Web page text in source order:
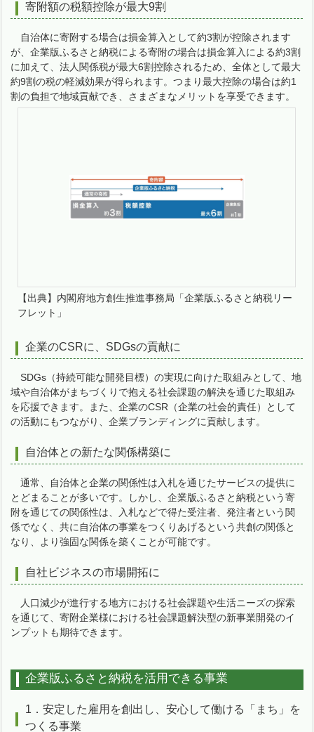
寄附額の税額控除が最大9割
自治体に寄附する場合は損金算入として約3割が控除されます
が、企業版ふるさと納税による寄附の場合は損金算入による約3割
に加えて、法人関係税が最大6割控除されるため、全体として最大
約9割の税の軽減効果が得られます。つまり最大控除の場合は約1
割の負担で地域貢献でき、さまざまなメリットを享受できます。
【出典】内閣府地方創生推進事務局「企業版ふるさと納税リー
フレット」
企業のCSRに、SDGsの貢献に
SDGs（持続可能な開発目標）の実現に向けた取組みとして、地
域や自治体がまちづくりで抱える社会課題の解決を通じた取組み
を応援できます。また、企業のCSR（企業の社会的責任）として
の活動にもつながり、企業ブランディングに貢献します。
自治体との新たな関係構築に
通常、自治体と企業の関係性は入札を通じたサービスの提供に
とどまることが多いです。しかし、企業版ふるさと納税という寄
附を通じての関係性は、入札などで得た受注者、発注者という関
係でなく、共に自治体の事業をつくりあげるという共創の関係と
なり、より強固な関係を築くことが可能です。
自社ビジネスの市場開拓に
人口減少が進行する地方における社会課題や生活ニーズの探索
を通じて、寄附企業様における社会課題解決型の新事業開発のイ
ンプットも期待できます。
企業版ふるさと納税を活用できる事業
1．安定した雇用を創出し、安心して働ける「まち」を
つくる事業